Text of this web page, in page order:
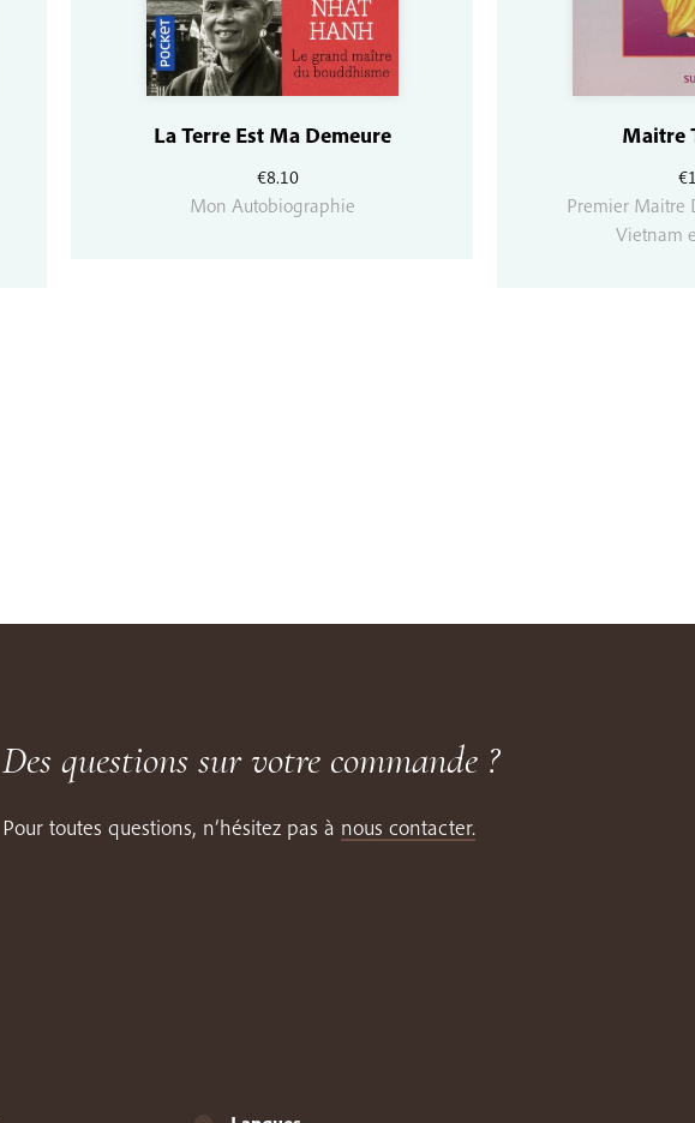
€8.10
La Terre Est Ma Demeure
Mon Autobiographie
€
Maitre
Premier Maitre
Vietnam
Des questions sur votre commande ?
Pour toutes questions, n’hésitez pas à nous contacter.